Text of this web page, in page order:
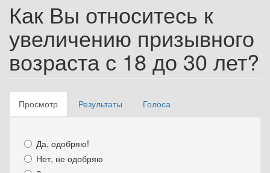
Как Вы относитесь к
увеличению призывного
возраста с 18 до 30 лет?
Главные вкладки
Просмотр (активная
вкладка)
Результаты Голоса
Да, одобряю!
Нет, не одобряю